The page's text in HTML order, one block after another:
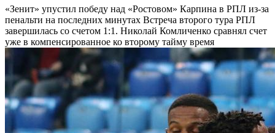
«Зенит» упустил победу над «Ростовом» Карпина в РПЛ из-за
пенальти на последних минутах Встреча второго тура РПЛ
завершилась со счетом 1:1. Николай Комличенко сравнял счет
уже в компенсированное ко второму тайму время